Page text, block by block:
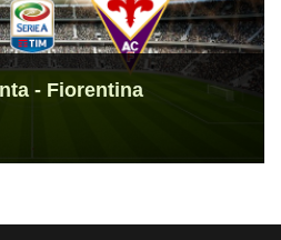
- Fiorentina